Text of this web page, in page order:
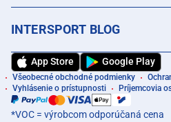
INTERSPORT BLOG
App Store Google Play
Všeobecné obchodné podmienky
Vyhlásenie o prístupnosti
Príjemcovia
*VOC = výrobcom odporúčaná cena